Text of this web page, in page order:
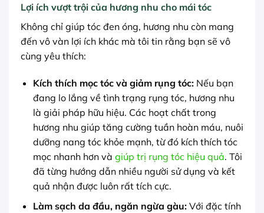
Lợi ích vượt trội của hương nhu cho mái tóc
Không chỉ giúp tóc đen óng, hương nhu còn mang
đến vô vàn lợi ích khác mà tôi tin rằng bạn sẽ vô
cùng yêu thích:
Kích thích mọc tóc và giảm rụng tóc:Nếu bạn
đang lo lắng về tình trạng rụng tóc, hương nhu
là giải pháp hữu hiệu. Các hoạt chất trong
hương nhu giúp tăng cường tuần hoàn máu, nuôi
dưỡng nang tóc khỏe mạnh, từ đó kích thích tóc
mọc nhanh hơn và giúp trị rụng tóc hiệu quả. Tôi
đã từng hướng dẫn nhiều người sử dụng và kết
quả nhận được luôn rất tích cực.
Làm sạch da đầu, ngăn ngừa gàu:Với đặc tính